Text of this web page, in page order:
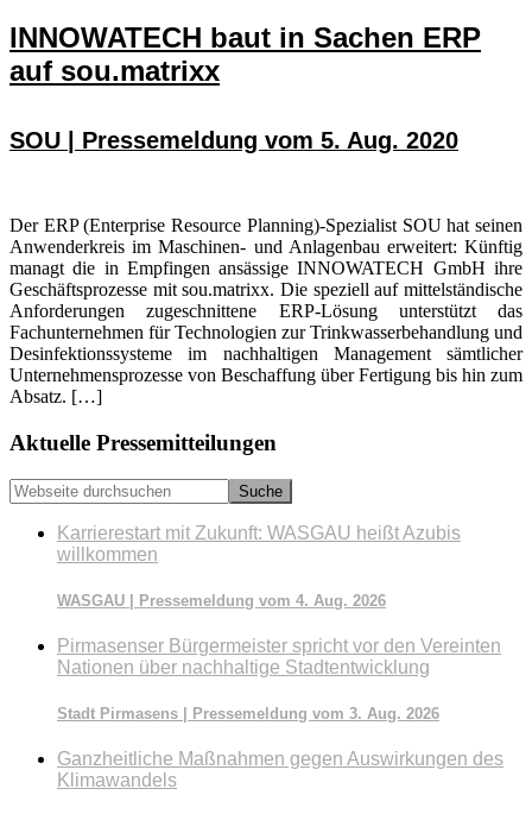
INNOWATECH baut in Sachen ERP
auf sou.matrixx
SOU | Pressemeldung vom 5. Aug. 2020
Der ERP (Enterprise Resource Planning)-Spezialist SOU hat seinen
Anwenderkreis im Maschinen- und Anlagenbau erweitert: Künftig
managt die in Empfingen ansässige INNOWATECH GmbH ihre
Geschäftsprozesse mit sou.matrixx. Die speziell auf mittelständische
Anforderungen zugeschnittene ERP-Lösung unterstützt das
Fachunternehmen für Technologien zur Trinkwasserbehandlung und
Desinfektionssysteme im nachhaltigen Management sämtlicher
Unternehmensprozesse von Beschaffung über Fertigung bis hin zum
Absatz. […]
Seitenspalte
Aktuelle Pressemitteilungen
Webseite
durchsuchen
Karrierestart mit Zukunft: WASGAU heißt Azubis
willkommen
WASGAU | Pressemeldung vom 4. Aug. 2026
Pirmasenser Bürgermeister spricht vor den Vereinten
Nationen über nachhaltige Stadtentwicklung
Stadt Pirmasens | Pressemeldung vom 3. Aug. 2026
Ganzheitliche Maßnahmen gegen Auswirkungen des
Klimawandels